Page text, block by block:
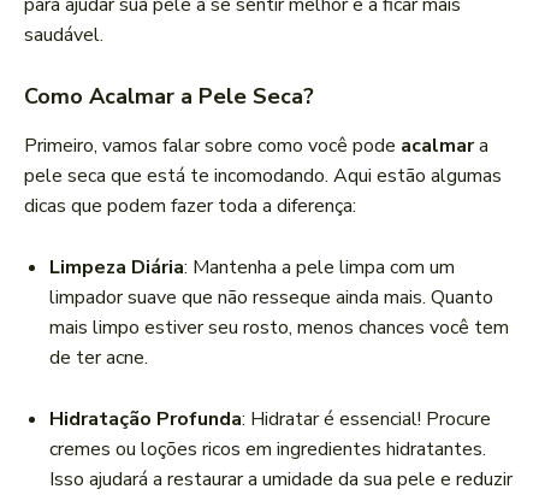
saudável.
Como Acalmar a Pele Seca?
Primeiro, vamos falar sobre como você pode acalmara
pele seca que está te incomodando. Aqui estão algumas
dicas que podem fazer toda a diferença:
Limpeza Diária: Mantenha a pele limpa com um
limpador suave que não resseque ainda mais. Quanto
mais limpo estiver seu rosto, menos chances você tem
de ter acne.
Hidratação Profunda: Hidratar é essencial! Procure
cremes ou loções ricos em ingredientes hidratantes.
Isso ajudará a restaurar a umidade da sua pele e reduzir